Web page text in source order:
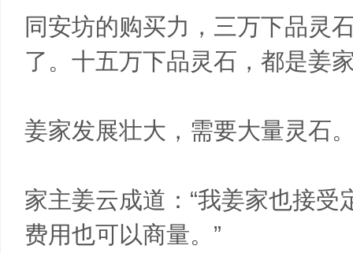
同安坊的购买力，三万下品灵
了。十五万下品灵石，都是姜
姜家发展壮大，需要大量灵石
家主姜云成道：“我姜家也接
费用也可以商量。”